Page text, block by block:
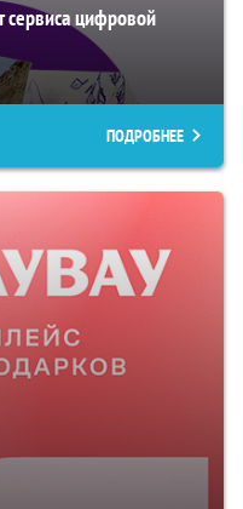
сервиса цифровой
ПОДРОБНЕЕ